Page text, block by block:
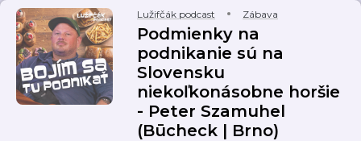
Lužifčák podcast Zábava
Podmienky na
podnikanie sú na
Slovensku
niekoľkonásobne horšie
- Peter Szamuhel
(Būcheck | Brno)